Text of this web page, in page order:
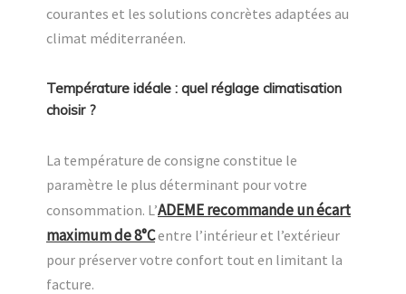
courantes et les solutions concrètes adaptées au
climat méditerranéen.
Température idéale : quel réglage climatisation
choisir ?
La température de consigne constitue le
paramètre le plus déterminant pour votre
consommation. L’ADEME recommande un écart
maximum de 8°Centre l’intérieur et l’extérieur
pour préserver votre confort tout en limitant la
facture.